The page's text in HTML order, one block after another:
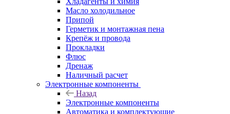
Масло холодильное
Припой
Герметик и монтажная пена
Крепёж и провода
Прокладки
Флюс
Дренаж
Наличный расчет
Электронные компоненты
Назад
Электронные компоненты
Автоматика и комплектующие